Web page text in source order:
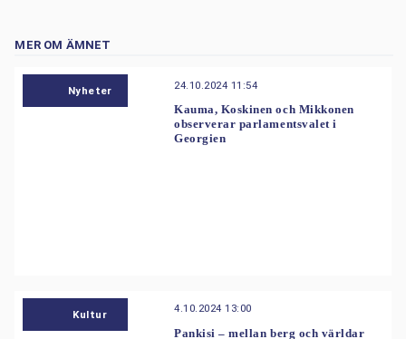
MER OM ÄMNET
Nyheter 24.10.2024 11:54
Kauma, Koskinen och Mikkonen
observerar parlamentsvalet i
Georgien
Kultur 4.10.2024 13:00
Pankisi – mellan berg och världar